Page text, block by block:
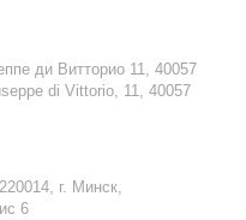
ди Витторио 11, 40057
di Vittorio, 11, 40057
г. Минск,
6